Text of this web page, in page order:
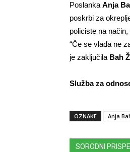
Poslanka Anja
poskrbi za
policiste na
“Če se vlada ne
je zaključila Bah
Služba za
OZNAKE Anja
SORODNI